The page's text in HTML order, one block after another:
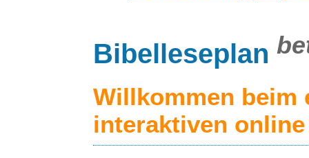
Bibelleseplan
Willkommen beim
interaktiven